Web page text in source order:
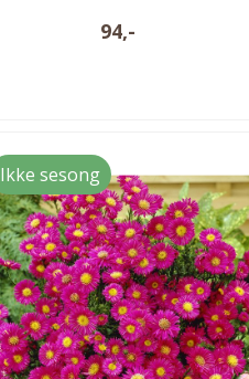
Plantedybde: røttene må få god
94,-
Ikke sesong